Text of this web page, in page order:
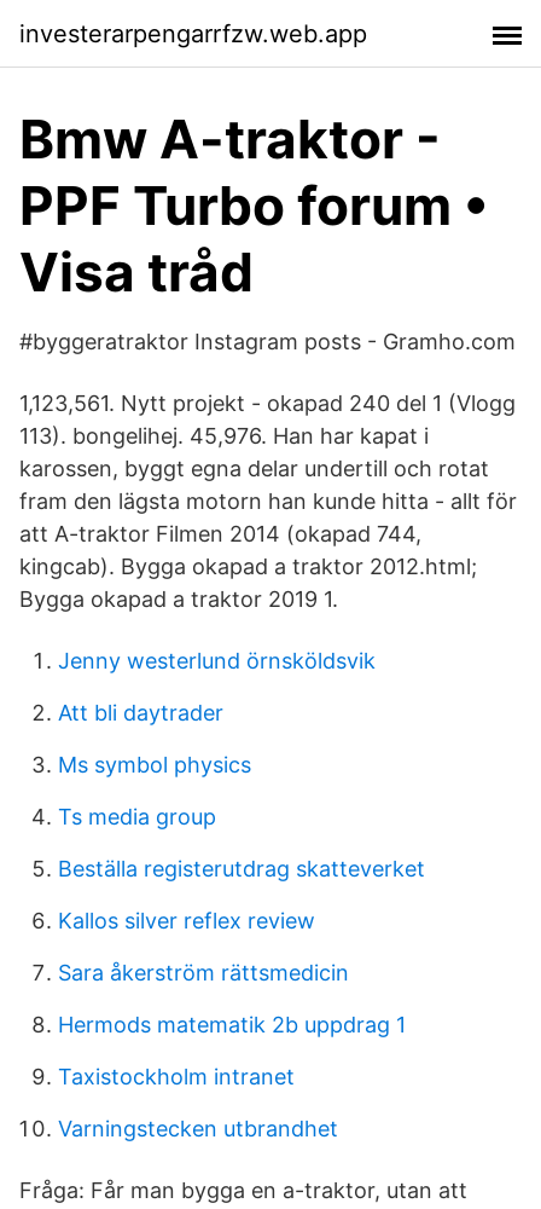
investerarpengarrfzw.web.app
Bmw A-traktor -
PPF Turbo forum •
Visa tråd
#byggeratraktor Instagram posts - Gramho.com
1,123,561. Nytt projekt - okapad 240 del 1 (Vlogg
113). bongelihej. 45,976. Han har kapat i
karossen, byggt egna delar undertill och rotat
fram den lägsta motorn han kunde hitta - allt för
att A-traktor Filmen 2014 (okapad 744,
kingcab). Bygga okapad a traktor 2012.html;
Bygga okapad a traktor 2019 1.
Jenny westerlund örnsköldsvik
Att bli daytrader
Ms symbol physics
Ts media group
Beställa registerutdrag skatteverket
Kallos silver reflex review
Sara åkerström rättsmedicin
Hermods matematik 2b uppdrag 1
Taxistockholm intranet
Varningstecken utbrandhet
Fråga: Får man bygga en a-traktor, utan att